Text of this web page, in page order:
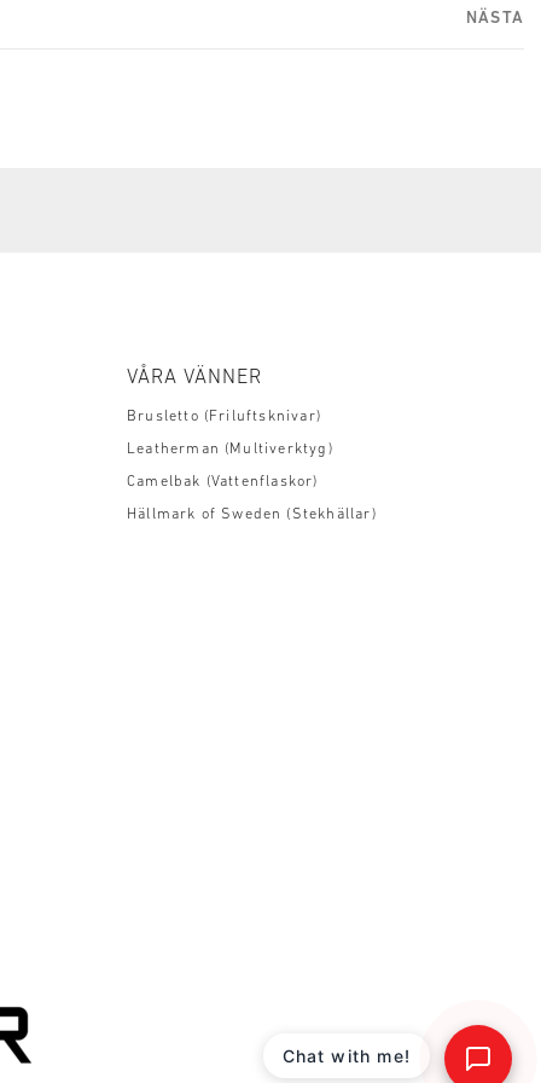
NÄSTA
VÅRA VÄNNER
Brusletto (Friluftsknivar)
Leatherman (Multiverktyg)
Camelbak (Vattenflaskor)
Hällmark of Sweden (Stekhällar)
Chat with me!